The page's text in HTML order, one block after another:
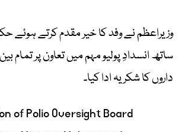
وزیراعظم نے وفد کا خیر مقدم کرتے ہوئے
ساتھ انسدادِ پولیو مہم میں تعاون پر تمام
داروں کا شکریہ ادا کیا۔
of Polio Oversight Board